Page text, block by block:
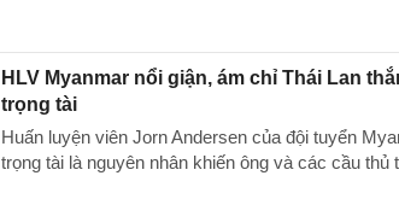
HLV Myanmar nổi giận, ám chỉ Thái Lan
trọng tài
Huấn luyện viên Jorn Andersen của đội tuyển
trọng tài là nguyên nhân khiến ông và các cầu thủ